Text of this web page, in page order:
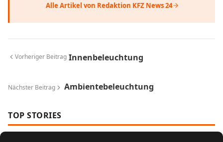
Alle Artikel von Redaktion KFZ News 24
Vorheriger Beitrag Innenbeleuchtung
Nächster Beitrag Ambientebeleuchtung
TOP STORIES